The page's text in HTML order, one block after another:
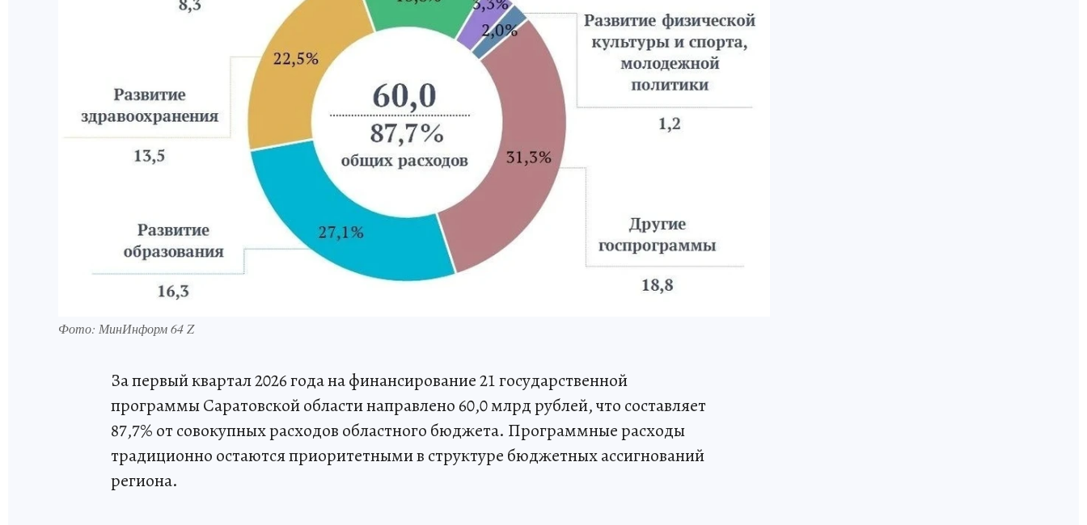
Фото: МинИнформ 64 Z
За первый квартал 2026 года на финансирование 21 государственной
программы Саратовской области направлено 60,0 млрд рублей, что составляет
87,7% от совокупных расходов областного бюджета. Программные расходы
традиционно остаются приоритетными в структуре бюджетных ассигнований
региона.